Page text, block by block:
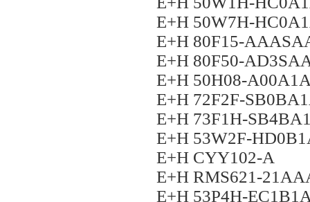
E+H 50W7H-
E+H 80F15-
E+H 80F50-
E+H 50H08-
E+H 72F2F-
E+H 73F1H-
E+H 53W2F-
E+H CYY102-A
E+H RMS621-
E+H 53P4H-